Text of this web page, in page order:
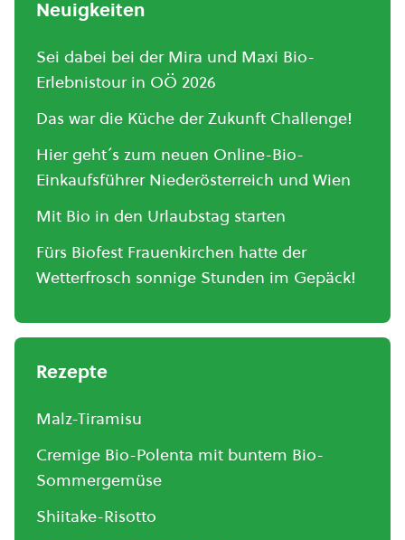
Neuigkeiten
Sei dabei bei der Mira und Maxi Bio-
Erlebnistour in OÖ 2026
Das war die Küche der Zukunft Challenge!
Hier geht´s zum neuen Online-Bio-
Einkaufsführer Niederösterreich und Wien
Mit Bio in den Urlaubstag starten
Fürs Biofest Frauenkirchen hatte der
Wetterfrosch sonnige Stunden im Gepäck!
Rezepte
Malz-Tiramisu
Cremige Bio-Polenta mit buntem Bio-
Sommergemüse
Shiitake-Risotto